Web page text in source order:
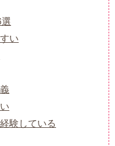
い
験している